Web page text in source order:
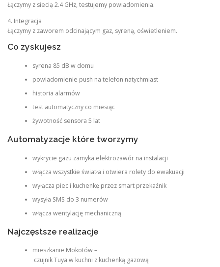
Łączymy z siecią 2.4 GHz, testujemy powiadomienia.
4. Integracja
Łączymy z zaworem odcinającym gaz, syreną, oświetleniem.
Co zyskujesz
syrena 85 dB w domu
powiadomienie push na telefon natychmiast
historia alarmów
test automatyczny co miesiąc
żywotność sensora 5 lat
Automatyzacje które tworzymy
wykrycie gazu zamyka elektrozawór na instalacji
włącza wszystkie światła i otwiera rolety do ewakuacji
wyłącza piec i kuchenkę przez smart przekaźnik
wysyła SMS do 3 numerów
włącza wentylację mechaniczną
Najczęstsze realizacje
mieszkanie Mokotów –
czujnik Tuya w kuchni z kuchenką gazową